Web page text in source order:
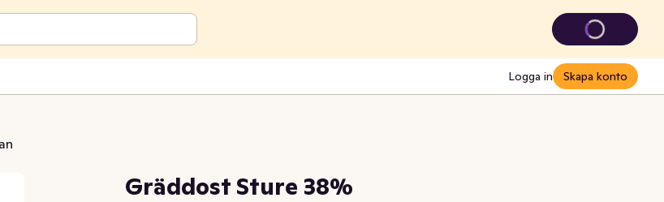
Logga in Skapa konto
Gräddost Sture 38%